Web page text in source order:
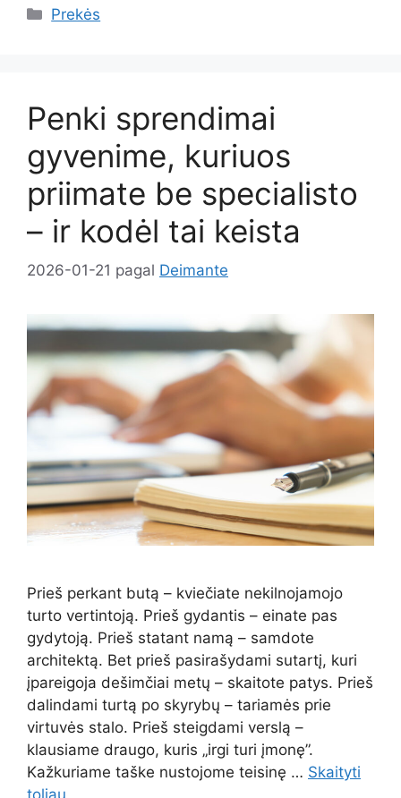
Kategorijos
Prekės
Penki sprendimai
gyvenime, kuriuos
priimate be specialisto
– ir kodėl tai keista
2026-01-21 pagal Deimante
Prieš perkant butą – kviečiate nekilnojamojo
turto vertintoją. Prieš gydantis – einate pas
gydytoją. Prieš statant namą – samdote
architektą. Bet prieš pasirašydami sutartį, kuri
įpareigoja dešimčiai metų – skaitote patys. Prieš
dalindami turtą po skyrybų – tariamės prie
virtuvės stalo. Prieš steigdami verslą –
klausiame draugo, kuris „irgi turi įmonę”.
Kažkuriame taške nustojome teisinę … Skaityti
toliau